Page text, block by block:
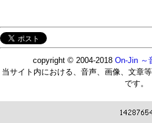
copyright © 2004-2018 On-Jin ～
当サイト内における、音声、画像、文章
です。